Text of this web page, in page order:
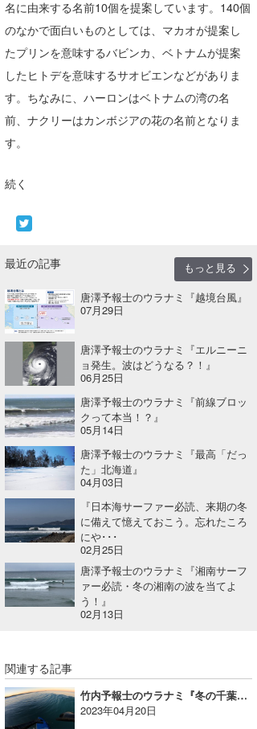
名に由来する名前10個を提案しています。140個
のなかで面白いものとしては、マカオが提案し
たプリンを意味するバビンカ、ベトナムが提案
したヒトデを意味するサオビエンなどがありま
す。ちなみに、ハーロンはベトナムの湾の名
前、ナクリーはカンボジアの花の名前となりま
す。
続く
最近の記事
もっと見る
唐澤予報士のウラナミ『越境台風』
07月29日
唐澤予報士のウラナミ『エルニーニ
ョ発生。波はどうなる？！』
06月25日
唐澤予報士のウラナミ『前線ブロッ
クって本当！？』
05月14日
唐澤予報士のウラナミ『最高「だっ
た」北海道』
04月03日
『日本海サーファー必読、来期の冬
に備えて憶えておこう。忘れたころ
にや･･･
02月25日
唐澤予報士のウラナミ『湘南サーフ
ァー必読・冬の湘南の波を当てよ
う！』
02月13日
関連する記事
竹内予報士のウラナミ『冬の千葉北サーフィン』
2023年04月20日